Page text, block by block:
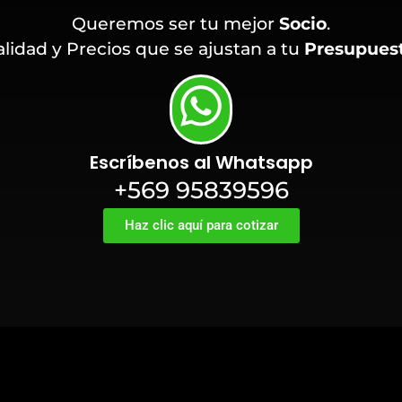
Queremos ser tu mejor Socio.
y Precios que se ajustan a tu
Escríbenos al Whatsapp
+569 95839596
Haz clic aquí para cotizar